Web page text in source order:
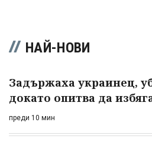
НАЙ-НОВИ
Задържаха украинец,
докато опитва да
преди 10 мин